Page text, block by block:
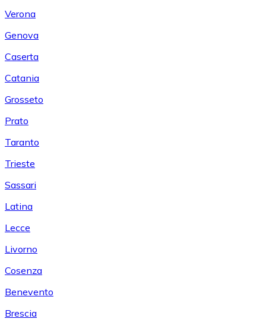
Verona
Genova
Caserta
Catania
Grosseto
Prato
Taranto
Trieste
Sassari
Latina
Lecce
Livorno
Cosenza
Benevento
Brescia